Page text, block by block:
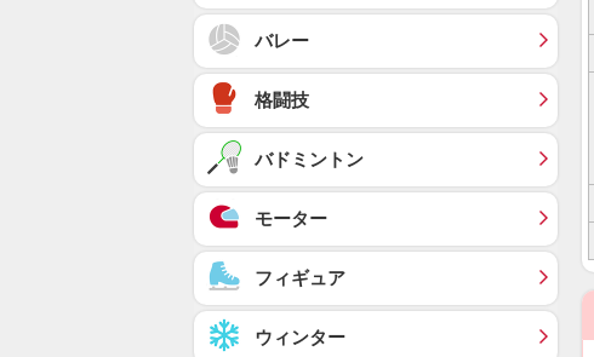
バレー
格闘技
バドミントン
モーター
フィギュア
ウィンター